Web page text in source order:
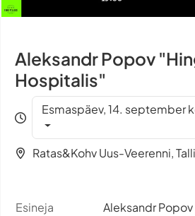
Aleksandr Popov
Hospitalis"
Esmaspäev, 14. september
Ratas&Kohv Uus-Veerenni,
Esineja
Aleksandr Popov